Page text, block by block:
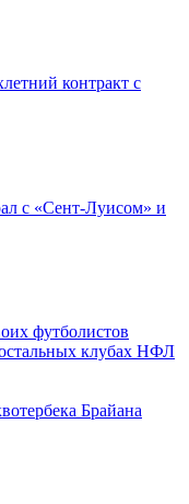
контракт с
с «Сент-Луисом» и
футболистов
клубах НФЛ
Брайана